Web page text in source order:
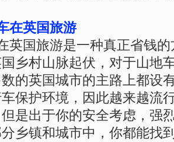
英国旅游
国旅游是一种真正省钱的
乡村山脉起伏，对于山地
的英国城市的主路上都设
保护环境，因此越来越流
是出于你的安全考虑，强
乡镇和城市中，你都能找